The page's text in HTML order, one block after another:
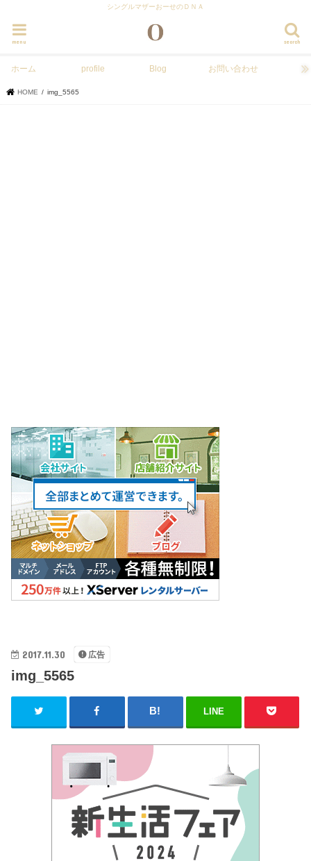
シングルマザーおーせのＤＮＡ
search
menu
ホーム profile Blog お問い合わせ
HOME img_5565
2017.11.30 広告
img_5565
LINE